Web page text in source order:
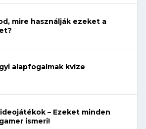
mire használják ezeket a
alapfogalmak kvíze
– Ezeket minden
ismeri!